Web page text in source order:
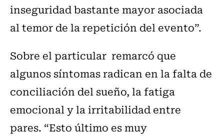
inseguridad bastante mayor asociada
al temor de la repetición del evento”.
Sobre el particular remarcó que
algunos síntomas radican en la falta de
conciliación del sueño, la fatiga
emocional y la irritabilidad entre
pares. “Esto último es muy